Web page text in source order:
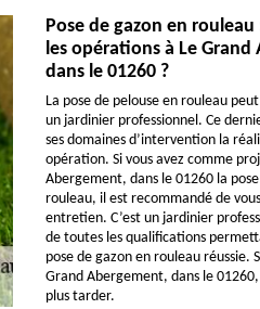
Pose de gazon en
les opérations à Le Grand
dans le 01260 ?
La pose de pelouse en rouleau
un jardinier professionnel. Ce
ses domaines d’intervention la
opération. Si vous avez comme
Abergement, dans le 01260 la
rouleau, il est recommandé de
entretien. C’est un jardinier
de toutes les qualifications
pose de gazon en rouleau réussie.
Grand Abergement, dans le
plus tarder.